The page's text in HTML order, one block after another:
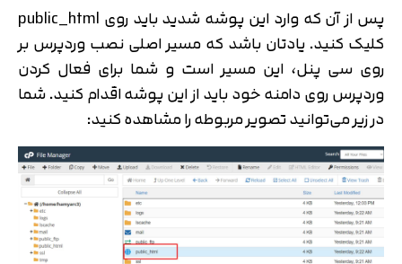
پس از آن که وارد این پوشه شدید باید روی public_html
کلیک کنید. یادتان باشد که مسیر اصلی نصب وردپرس بر
روی سی پنل، این مسیر است و شما برای فعال کردن
وردپرس روی دامنه خود باید از این پوشه اقدام کنید. شما
در زیر می‌توانید تصویر مربوطه را مشاهده کنید: